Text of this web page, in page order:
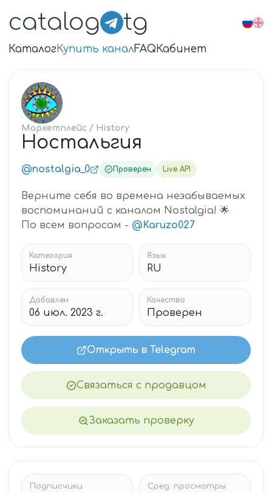
catalog tg
КаталогКупить каналFAQКабинет
НО
Маркетплейс / History
Ностальгия
@nostalgia_0 Проверен Live API
Верните себя во времена незабываемых
воспоминаний с каналом Nostalgia! 🌟
По всем вопросам - @Karuzo027
Категория
History
Язык
RU
Добавлен
06 июл. 2023 г.
Качество
Проверен
Открыть в Telegram
Связаться с продавцом
Заказать проверку
Подписчики Сред. просмотры